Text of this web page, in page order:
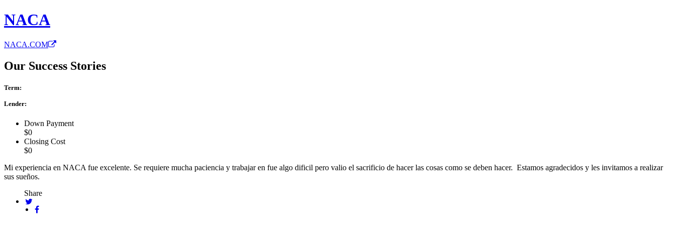
NACA
NACA.COM
Our Success Stories
Term:
Lender:
Down Payment
$0
Closing Cost
$0
Mi experiencia en NACA fue excelente. Se requiere mucha paciencia y trabajar en fue algo dificil pero valio el sacrificio de hacer las cosas como se deben hacer. Estamos agradecidos y les invitamos a realizar
sus sueños.
Share